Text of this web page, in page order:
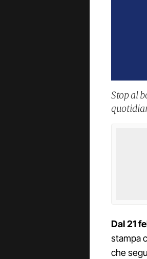
Stop al
Dal 21
stampa
che